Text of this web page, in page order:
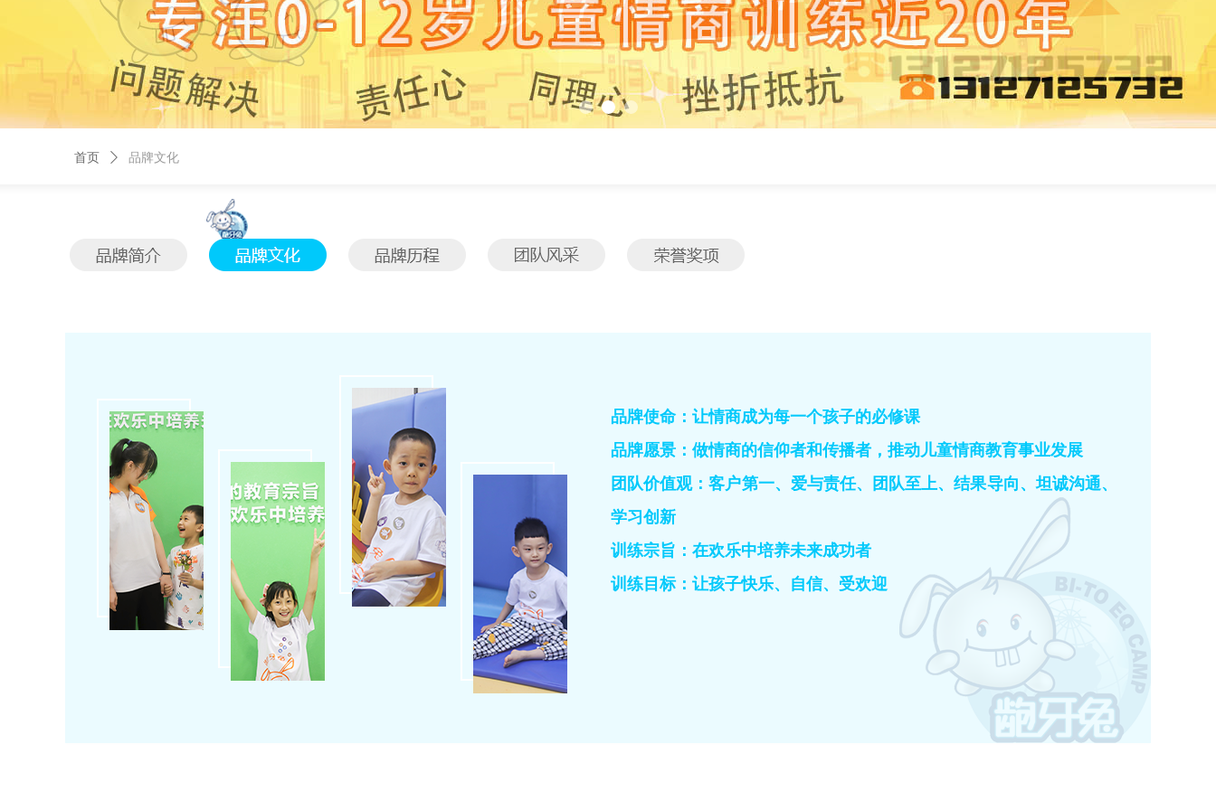
首页 ꄲ 品牌文化
品牌使命：让情商成为每一个孩子的必修课
品牌愿景：做情商的信仰者和传播者，推动儿童情商教育事业发展
团队价值观：客户第一、爱与责任、团队至上、结果导向、坦诚沟通、
学习创新
训练宗旨：在欢乐中培养未来成功者
训练目标：让孩子快乐、自信、受欢迎